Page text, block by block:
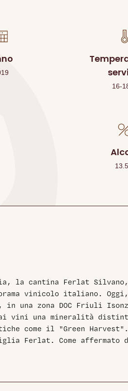
16-
13.5
la cantina Ferlat Silvano,
vinicolo italiano.
in una zona DOC Friuli
vini una mineralità
come il "Green
Ferlat. Come